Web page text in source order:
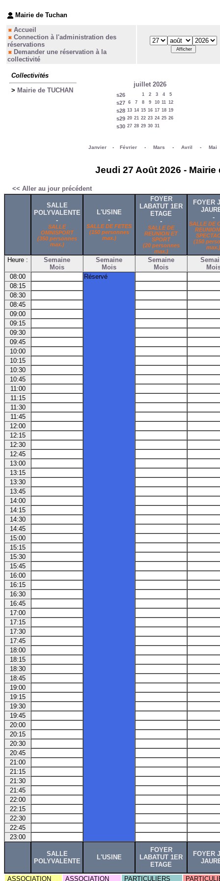
Mairie de Tuchan
Accueil
Connection à l'administration des
réservations
Demander une réservation à la
collectivité
Collectivités
> Mairie de TUCHAN
juillet 2026
s26 1 2 3 4 5
s27 6 7 8 9 10 11 12
s28 13 14 15 16 17 18 19
s29 20 21 22 23 24 25 26
s30 27 28 29 30 31
Janvier- Février- Mars - Avril - Mai
Jeudi 27 Août 2026 -
<< Aller au jour précédent
SALLE
POLYVALENTE
-
SALLE
OMNISPORT
(350 personnes
max.)
L'USINE
-
SALLE DE FETES
(150 personnes
max.)
FOYER
LABATUT 1ER
ETAGE
-
SALLE DE
REUNION ET
SPORT
(20 personnes
max.)
FOYER
-
SALLE DE
(150
max.)
Heure :
Semaine
Mois
Semaine
Mois
Semaine
Mois
08:00
Réservé
08:15
08:30
08:45
09:00
09:15
09:30
09:45
10:00
10:15
10:30
10:45
11:00
11:15
11:30
11:45
12:00
12:15
12:30
12:45
13:00
13:15
13:30
13:45
14:00
14:15
14:30
14:45
15:00
15:15
15:30
15:45
16:00
16:15
16:30
16:45
17:00
17:15
17:30
17:45
18:00
18:15
18:30
18:45
19:00
19:15
19:30
19:45
20:00
20:15
20:30
20:45
21:00
21:15
21:30
21:45
22:00
22:15
22:30
22:45
23:00
SALLE
POLYVALENTE
L'USINE
FOYER
LABATUT 1ER
ETAGE
FOYER
ASSOCIATION ASSOCIATION PARTICULIERS